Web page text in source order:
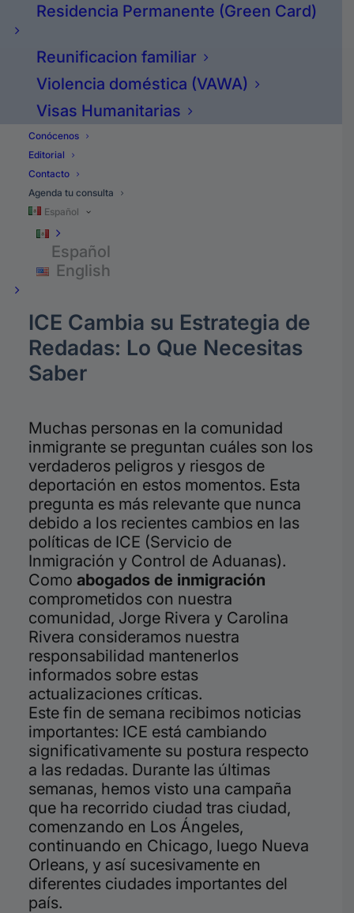
Residencia Permanente (Green Card)
Reunificacion familiar
Violencia doméstica (VAWA)
Visas Humanitarias
Conócenos
Editorial
Contacto
Agenda tu consulta
Español
Español
English
La Verdad Sobre Las
Redadas: ¿Me
Deportar?
marzo 3, 2026
Compartir
ICE Cambia su Estrategia de
Redadas: Lo Que Necesitas
Saber
Muchas personas en la comunidad
inmigrante se preguntan cuáles son los
verdaderos peligros y riesgos de
deportación en estos momentos. Esta
pregunta es más relevante que nunca
debido a los recientes cambios en las
políticas de ICE (Servicio de
Inmigración y Control de Aduanas).
Como abogados de inmigración
comprometidos con nuestra
comunidad, Jorge Rivera y Carolina
Rivera consideramos nuestra
responsabilidad mantenerlos
informados sobre estas
actualizaciones críticas.
Este fin de semana recibimos noticias
importantes: ICE está cambiando
significativamente su postura respecto
a las redadas. Durante las últimas
semanas, hemos visto una campaña
que ha recorrido ciudad tras ciudad,
comenzando en Los Ángeles,
continuando en Chicago, luego Nueva
Orleans, y así sucesivamente en
diferentes ciudades importantes del
país.